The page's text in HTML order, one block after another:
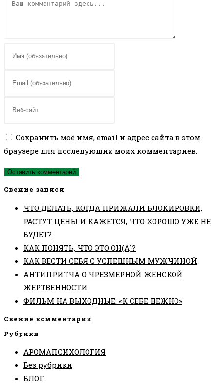
или
пользователя,
прокомментировать
адрес,
прокомментировать
веб-
сайта
(необязательно)
Сохранить моё имя, email и адрес сайта в этом
браузере для последующих моих комментариев.
Свежие записи
ЧТО ДЕЛАТЬ, КОГДА ПРИЖАЛИ БЛОКИРОВКИ,
РАСТУТ ЦЕНЫ И КАЖЕТСЯ, ЧТО ХОРОШО УЖЕ НЕ
БУДЕТ?
КАК ПОНЯТЬ, ЧТО ЭТО ОН(А)?
КАК ВЕСТИ СЕБЯ С УСПЕШНЫМ МУЖЧИНОЙ
АНТИПРИТЧА О ЧРЕЗМЕРНОЙ ЖЕНСКОЙ
ЖЕРТВЕННОСТИ
ФИЛЬМ НА ВЫХОДНЫЕ: «К СЕБЕ НЕЖНО»
Свежие комментарии
Рубрики
АРОМАПСИХОЛОГИЯ
Без рубрики
БЛОГ